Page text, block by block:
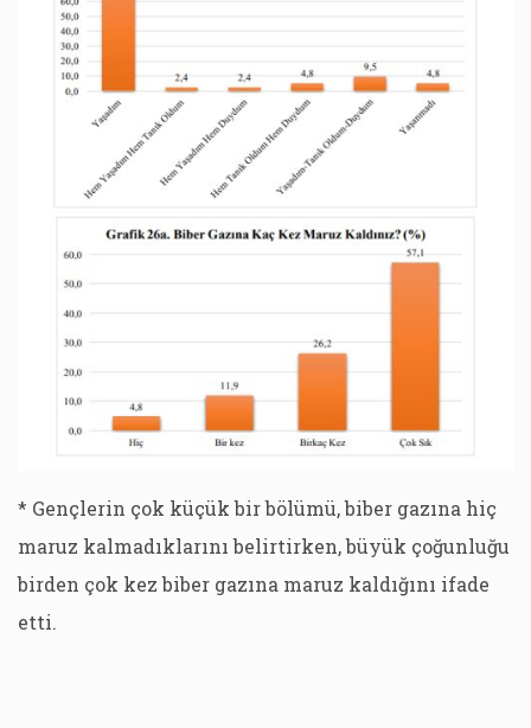
* Gençlerin çok küçük bir bölümü, biber gazına hiç
maruz kalmadıklarını belirtirken, büyük çoğunluğu
birden çok kez biber gazına maruz kaldığını ifade
etti.